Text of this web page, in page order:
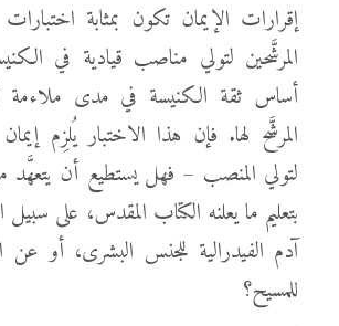
إقرارات الإيمان تكون بمثابة
المرشَّحين لتولي مناصب قيادية في
أساس ثقة الكنيسة في مدى ملاءمة
المرشَّح لها. فإن هذا الاختبار يُلزِم
لتولي المنصب – فهل يستطيع أن يتعهَّد
بتعليم ما يعلنه الكتاب المقدس، على سبيل
آدم الفيدرالية للجنس البشرى، أو عن
للمسيح؟